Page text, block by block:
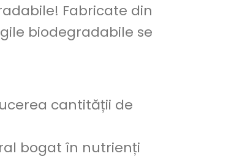
Fabricate din
biodegradabile se
cantității de
bogat în nutrienți